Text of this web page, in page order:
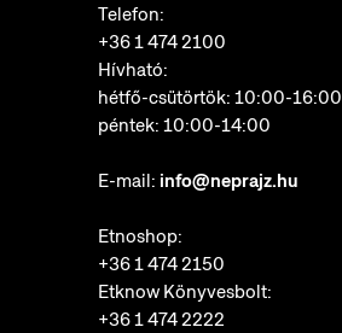
Telefon:
+36 1 474 2100
Hívható:
hétfő-csütörtök: 10:00-16:00
péntek: 10:00-14:00
E-mail: info@neprajz.hu
Etnoshop:
+36 1 474 2150
Etknow Könyvesbolt:
+36 1 474 2222